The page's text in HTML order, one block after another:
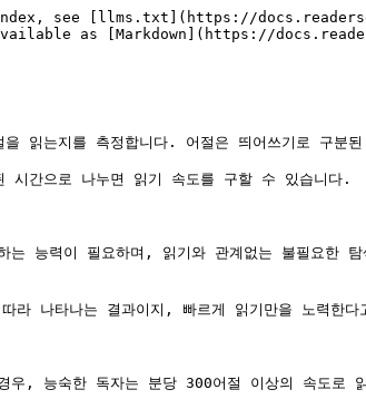
see [llms.txt](https://
as [Markdown](https://
읽는지를 측정합니다. 어절은 띄어쓰기로 구분
간으로 나누면 읽기 속도를 구할 수 있습니다.
는 능력이 필요하며, 읽기와 관계없는 불필요한
라 나타나는 결과이지, 빠르게 읽기만을 노력한
우, 능숙한 독자는 분당 300어절 이상의 속도